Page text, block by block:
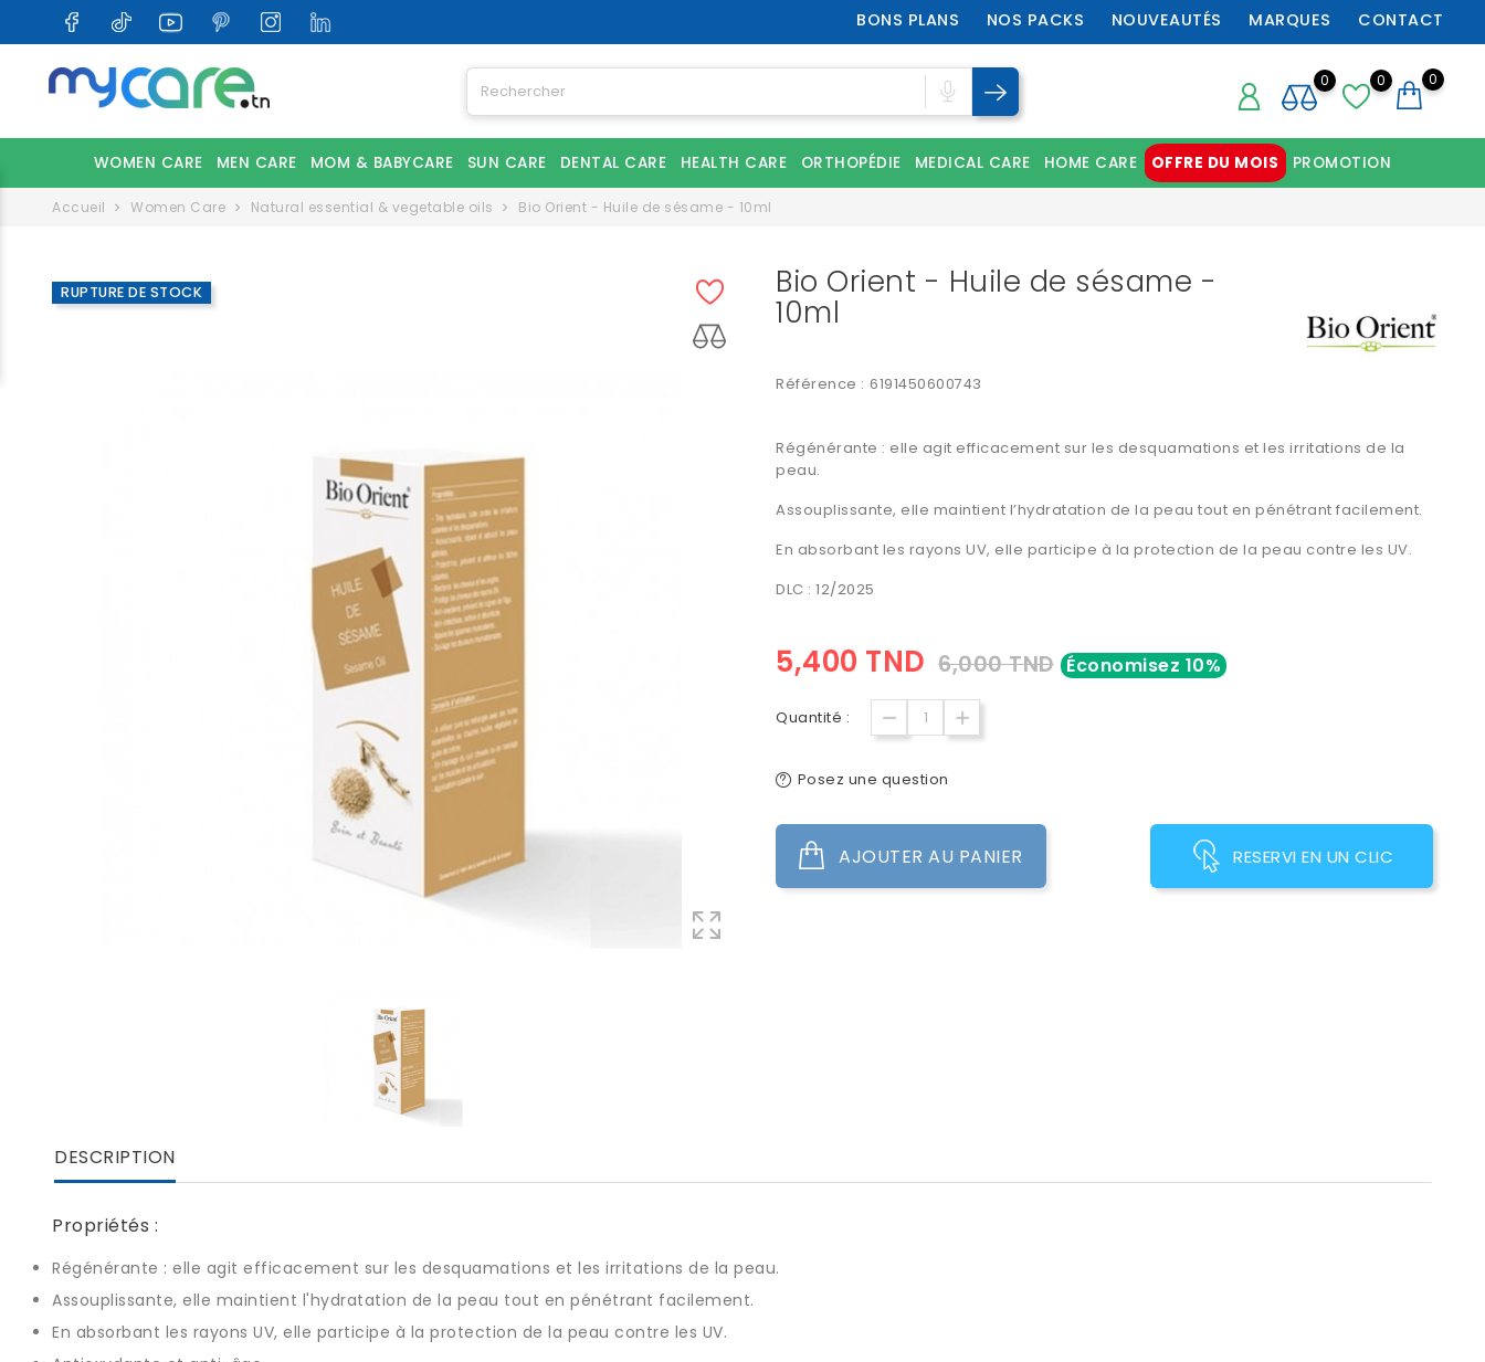
BONS PLANS NOS PACKS NOUVEAUTÉS MARQUES CONTACT
0 0
0
WOMEN CARE MEN CARE MOM & BABYCARE SUN CARE DENTAL CARE HEALTH CARE ORTHOPÉDIE MEDICAL CARE HOME CARE OFFRE DU MOIS PROMOTION
Accueil Women Care Natural essential & vegetable oils Bio Orient - Huile de sésame - 10ml
RUPTURE DE STOCK Bio Orient - Huile de sésame -
10ml
Référence : 6191450600743
Régénérante : elle agit efficacement sur les desquamations et les irritations de la
peau.
Assouplissante, elle maintient l’hydratation de la peau tout en pénétrant facilement.
En absorbant les rayons UV, elle participe à la protection de la peau contre les UV.
DLC : 12/2025
5,400 TND 6,000 TND Économisez 10%
Quantité :
Posez une question
AJOUTER AU PANIER RESERVI EN UN CLIC
DESCRIPTION
Propriétés :
Régénérante : elle agit efficacement sur les desquamations et les irritations de la peau.
Assouplissante, elle maintient l'hydratation de la peau tout en pénétrant facilement.
En absorbant les rayons UV, elle participe à la protection de la peau contre les UV.